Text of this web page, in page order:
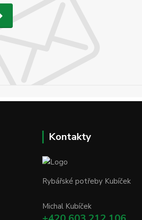
Kontakty
Rybářské potřeby Kubíček
Michal Kubíček